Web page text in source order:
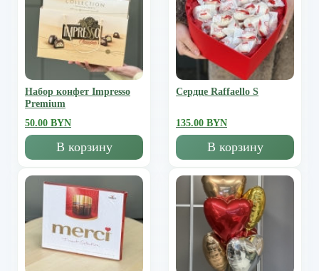
Набор конфет Impresso
Premium
50.00 BYN
В корзину
Сердце Raffaello S
135.00 BYN
В корзину